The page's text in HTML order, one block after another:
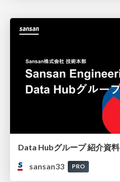
Data Hubグループ 紹介資料
sansan33
PRO